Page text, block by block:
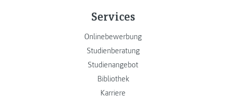
Services
Onlinebewerbung
Studienberatung
Studienangebot
Bibliothek
Karriere